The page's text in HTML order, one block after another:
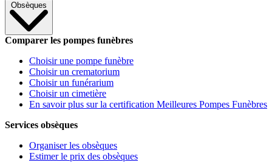
Obsèques
Comparer les pompes funèbres
Choisir une pompe funèbre
Choisir un crematorium
Choisir un funérarium
Choisir un cimetière
En savoir plus sur la certification Meilleures Pompes Funèbres
Services obsèques
Organiser les obsèques
Estimer le prix des obsèques